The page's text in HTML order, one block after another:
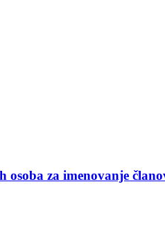
za imenovanje